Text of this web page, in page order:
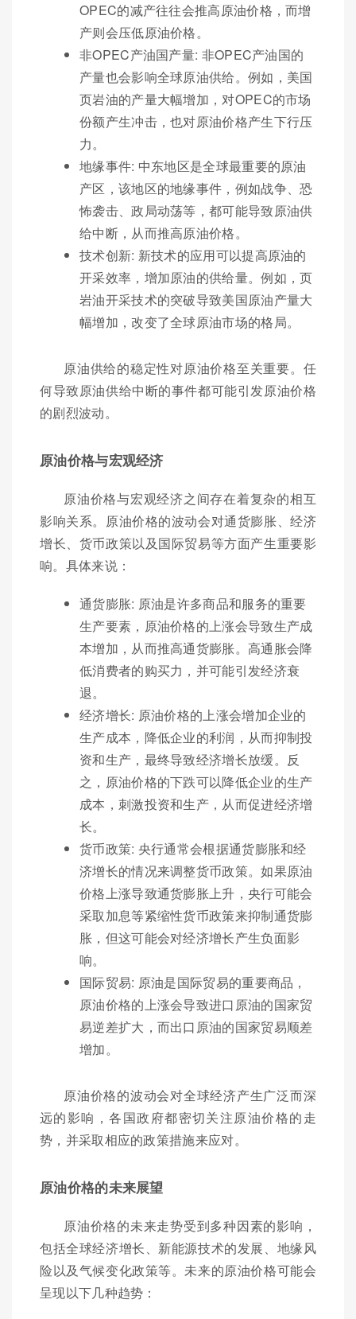
OPEC的减产往往会推高原油价格，而增
产则会压低原油价格。
非OPEC产油国产量: 非OPEC产油国的
产量也会影响全球原油供给。例如，美国
页岩油的产量大幅增加，对OPEC的市场
份额产生冲击，也对原油价格产生下行压
力。
地缘事件: 中东地区是全球最重要的原油
产区，该地区的地缘事件，例如战争、恐
怖袭击、政局动荡等，都可能导致原油供
给中断，从而推高原油价格。
技术创新: 新技术的应用可以提高原油的
开采效率，增加原油的供给量。例如，页
岩油开采技术的突破导致美国原油产量大
幅增加，改变了全球原油市场的格局。
原油供给的稳定性对原油价格至关重要。任
何导致原油供给中断的事件都可能引发原油价格
的剧烈波动。
原油价格与宏观经济
原油价格与宏观经济之间存在着复杂的相互
影响关系。原油价格的波动会对通货膨胀、经济
增长、货币政策以及国际贸易等方面产生重要影
响。具体来说：
通货膨胀: 原油是许多商品和服务的重要
生产要素，原油价格的上涨会导致生产成
本增加，从而推高通货膨胀。高通胀会降
低消费者的购买力，并可能引发经济衰
退。
经济增长: 原油价格的上涨会增加企业的
生产成本，降低企业的利润，从而抑制投
资和生产，最终导致经济增长放缓。反
之，原油价格的下跌可以降低企业的生产
成本，刺激投资和生产，从而促进经济增
长。
货币政策: 央行通常会根据通货膨胀和经
济增长的情况来调整货币政策。如果原油
价格上涨导致通货膨胀上升，央行可能会
采取加息等紧缩性货币政策来抑制通货膨
胀，但这可能会对经济增长产生负面影
响。
国际贸易: 原油是国际贸易的重要商品，
原油价格的上涨会导致进口原油的国家贸
易逆差扩大，而出口原油的国家贸易顺差
增加。
原油价格的波动会对全球经济产生广泛而深
远的影响，各国政府都密切关注原油价格的走
势，并采取相应的政策措施来应对。
原油价格的未来展望
原油价格的未来走势受到多种因素的影响，
包括全球经济增长、新能源技术的发展、地缘风
险以及气候变化政策等。未来的原油价格可能会
呈现以下几种趋势：